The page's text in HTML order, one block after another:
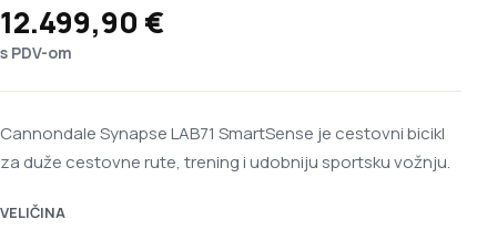
12.499,90 €
s PDV-om
Cannondale Synapse LAB71 SmartSense je cestovni bicikl
za duže cestovne rute, trening i udobniju sportsku vožnju.
VELIČINA